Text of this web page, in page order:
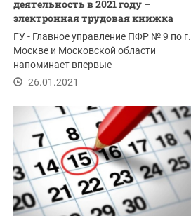
деятельность в 2021 году –
электронная трудовая книжка
ГУ - Главное управление ПФР № 9 по г.
Москве и Московской области
напоминает впервые
трудоустроившимся гражданам, что...
26.01.2021